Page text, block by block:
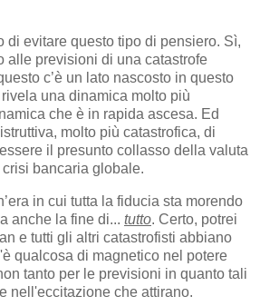
di evitare questo tipo di pensiero. Sì,
alle previsioni di una catastrofe
c’è un lato nascosto in questo
una dinamica molto più
che è in rapida ascesa. Ed
molto più catastrofica, di
il presunto collasso della valuta
bancaria globale.
in cui tutta la fiducia sta morendo
anche la fine di... tutto. Certo, potrei
e tutti gli altri catastrofisti abbiano
qualcosa di magnetico nel potere
tanto per le previsioni in quanto tali
nell'eccitazione che attirano.